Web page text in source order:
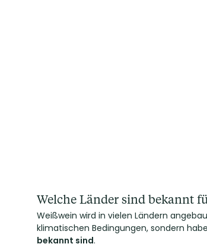
Welche Länder sind bekannt
Weißwein wird in vielen Ländern
klimatischen Bedingungen, sondern
bekannt sind.